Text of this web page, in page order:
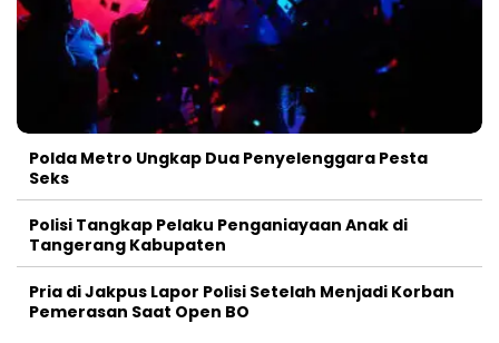
Polda Metro Ungkap Dua Penyelenggara Pesta
Seks
Polisi Tangkap Pelaku Penganiayaan Anak di
Tangerang Kabupaten
Pria di Jakpus Lapor Polisi Setelah Menjadi Korban
Pemerasan Saat Open BO